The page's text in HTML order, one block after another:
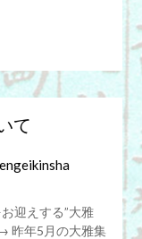
て
迎えする”大雅
昨年5月の大雅集